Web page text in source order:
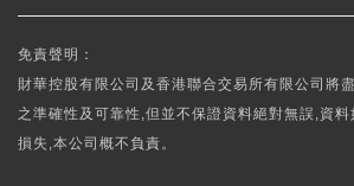
免責聲明：
財華控股有限公司及香港聯合交易所有限公司將
之準確性及可靠性,但並不保證資料絕對無誤,資
損失,本公司概不負責。